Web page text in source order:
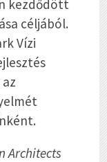
kezdődött
céljából.
Vízi
Architects